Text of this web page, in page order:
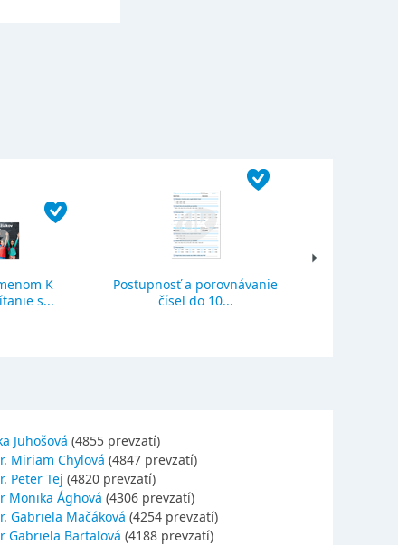
K
s...
Postupnosť a porovnávanie
čísel do 10...
Juhošová (4855 prevzatí)
Miriam Chylová (4847 prevzatí)
Peter Tej (4820 prevzatí)
Monika Ághová (4306 prevzatí)
Gabriela Mačáková (4254 prevzatí)
Gabriela Bartalová (4188 prevzatí)